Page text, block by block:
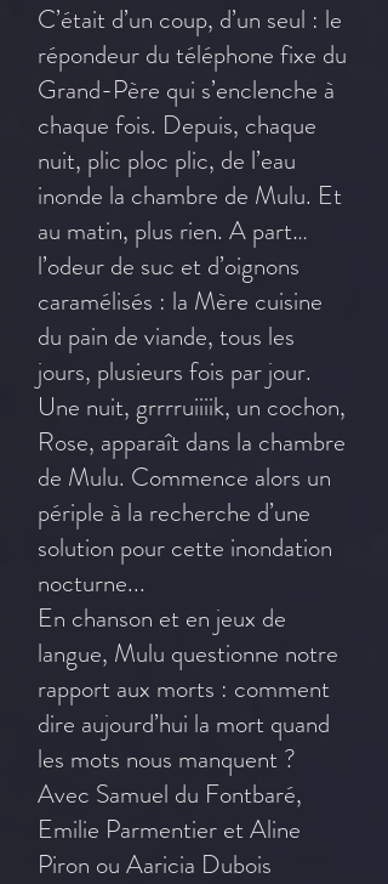
C’était d’un coup, d’un seul : le
répondeur du téléphone fixe du
Grand-Père qui s’enclenche à
chaque fois. Depuis, chaque
nuit, plic ploc plic, de l’eau
inonde la chambre de Mulu. Et
au matin, plus rien. A part…
l’odeur de suc et d’oignons
caramélisés : la Mère cuisine
du pain de viande, tous les
jours, plusieurs fois par jour.
Une nuit, grrrruiiiik, un cochon,
Rose, apparaît dans la chambre
de Mulu. Commence alors un
périple à la recherche d’une
solution pour cette inondation
nocturne...
En chanson et en jeux de
langue, Mulu questionne notre
rapport aux morts : comment
dire aujourd’hui la mort quand
les mots nous manquent ?
Avec Samuel du Fontbaré,
Emilie Parmentier et Aline
Piron ou Aaricia Dubois